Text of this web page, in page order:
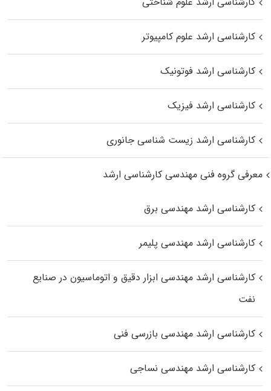
کارشناسی ارشد علوم کامپیوتر
کارشناسی ارشد فوتونیک
کارشناسی ارشد فیزیک
کارشناسی ارشد زیست‌ شناسی جانوری
معرفی گروه فنی مهندسی کارشناسی ارشد
کارشناسی ارشد مهندسی برق
کارشناسی ارشد مهندسی پلیمر
کارشناسی ارشد مهندسی ابزار دقیق و اتوماسیون در صنایع
نفت
کارشناسی ارشد مهندسی بازرسی فنی
کارشناسی ارشد مهندسی نساجی